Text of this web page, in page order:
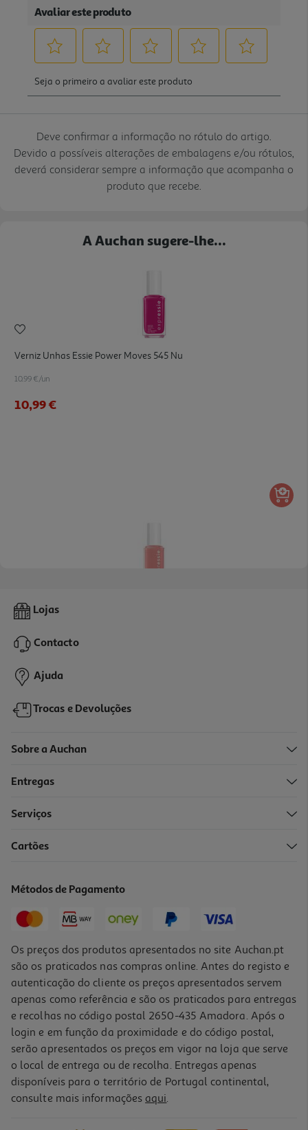
Deve confirmar a informação no rótulo do artigo.
Devido a possíveis alterações de embalagens e/ou rótulos,
deverá considerar sempre a informação que acompanha o
produto que recebe.
A Auchan sugere-lhe...
Verniz Unhas Essie Power Moves 545 Nu
10.99 €/un
10,99 €
Verniz Essie Unhas Expressie 10 Nu 1un
10,99 €
Verniz Essie Gel Couture 40 Nu
Lojas
Contacto
Ajuda
Trocas e Devoluções
Sobre a Auchan
Entregas
Serviços
Cartões
Métodos de Pagamento
Os preços dos produtos apresentados no site Auchan.pt
são os praticados nas compras online. Antes do registo e
autenticação do cliente os preços apresentados servem
apenas como referência e são os praticados para entregas
e recolhas no código postal 2650-435 Amadora. Após o
login e em função da proximidade e do código postal,
serão apresentados os preços em vigor na loja que serve
o local de entrega ou de recolha. Entregas apenas
disponíveis para o território de Portugal continental,
consulte mais informações aqui.